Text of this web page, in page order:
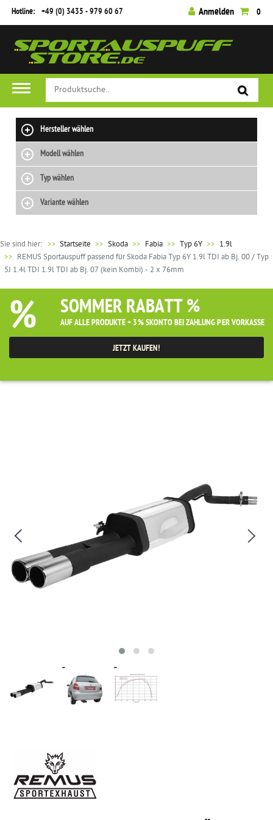
Hotline: +49 (0) 3435 - 979 60 67 Anmelden 0
Hersteller wählen
Modell wählen
Typ wählen
Variante wählen
Sie sind hier: >> Startseite Skoda Fabia Typ 6Y
1.9l
REMUS Sportauspuff passend für Skoda Fabia Typ 6Y 1.9l TDI ab Bj. 00 / Typ
5J 1.4l TDI 1.9l TDI ab Bj. 07 (kein Kombi) - 2 x 76mm
% SOMMER RABATT %
AUF ALLE PRODUKTE + 3% SKONTO BEI ZAHLUNG PER VORKASSE
JETZT KAUFEN!